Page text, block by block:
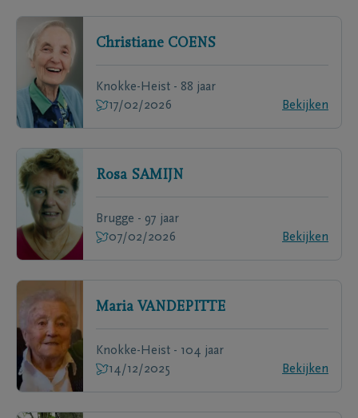
Christiane COENS
Knokke-Heist - 88 jaar
17/02/2026
Bekijken
Rosa SAMIJN
Brugge - 97 jaar
07/02/2026
Bekijken
Maria VANDEPITTE
Knokke-Heist - 104 jaar
14/12/2025
Bekijken